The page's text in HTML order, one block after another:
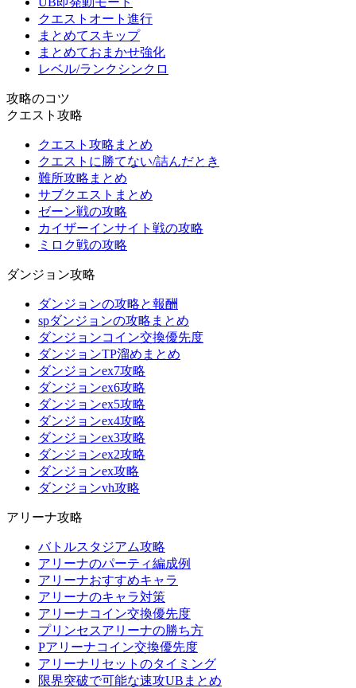
クエストオート進行
まとめてスキップ
まとめておまかせ強化
レベル/ランクシンクロ
攻略のコツ
クエスト攻略
クエスト攻略まとめ
クエストに勝てない/詰んだとき
難所攻略まとめ
サブクエストまとめ
ゼーン戦の攻略
カイザーインサイト戦の攻略
ミロク戦の攻略
ダンジョン攻略
ダンジョンの攻略と報酬
spダンジョンの攻略まとめ
ダンジョンコイン交換優先度
ダンジョンTP溜めまとめ
ダンジョンex7攻略
ダンジョンex6攻略
ダンジョンex5攻略
ダンジョンex4攻略
ダンジョンex3攻略
ダンジョンex2攻略
ダンジョンex攻略
ダンジョンvh攻略
アリーナ攻略
バトルスタジアム攻略
アリーナのパーティ編成例
アリーナおすすめキャラ
アリーナのキャラ対策
アリーナコイン交換優先度
プリンセスアリーナの勝ち方
Pアリーナコイン交換優先度
アリーナリセットのタイミング
限界突破で可能な速攻UBまとめ